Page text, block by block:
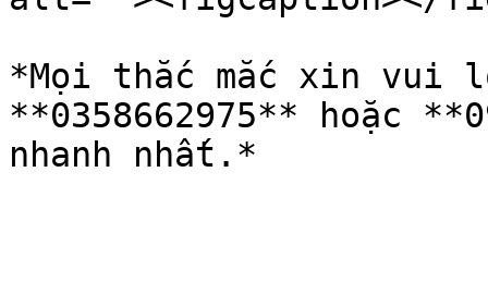
*Mọi thắc mắc xin vui
**0358662975** hoặc